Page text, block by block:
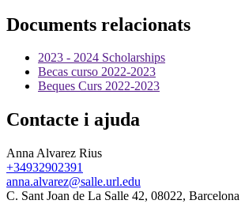
Documents relacionats
2023 - 2024 Scholarships
Becas curso 2022-2023
Beques Curs 2022-2023
Contacte i ajuda
Anna Alvarez Rius
+34932902391
anna.alvarez@salle.url.edu
C. Sant Joan de La Salle 42, 08022, Barcelona